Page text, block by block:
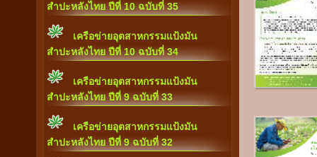
สำปะหลังไทย ปีที่ 10 ฉบับที่ 35
เครือข่ายอุตสาหกรรมแป้งมัน
สำปะหลังไทย ปีที่ 10 ฉบับที่ 34
เครือข่ายอุตสาหกรรมแป้งมัน
สำปะหลังไทย ปีที่ 9 ฉบับที่ 33
เครือข่ายอุตสาหกรรมแป้งมัน
สำปะหลังไทย ปีที่ 9 ฉบับที่ 32